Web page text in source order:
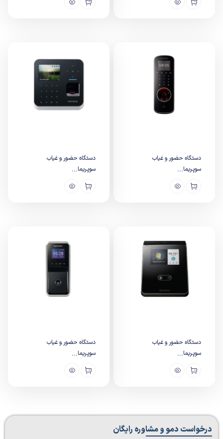
دستگاه حضور و غیاب
سوپریما...
دستگاه حضور و غیاب
سوپریما...
دستگاه حضور و غیاب
سوپریما...
دستگاه حضور و غیاب
سوپریما...
درخواست دمو و مشاوره رایگان​